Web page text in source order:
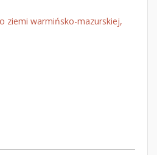
ziemi warmińsko-mazurskiej,